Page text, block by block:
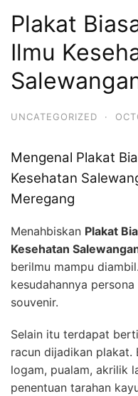
Plakat
Ilmu
UNCATEGORIZED ·
Mengenal Plakat
Kesehatan
Meregang
Menahbiskan Plakat
Kesehatan
berilmu mampu
kesudahannya
souvenir.
Selain itu terdapat
racun dijadikan plakat.
logam, pualam, akrilik
penentuan tarahan